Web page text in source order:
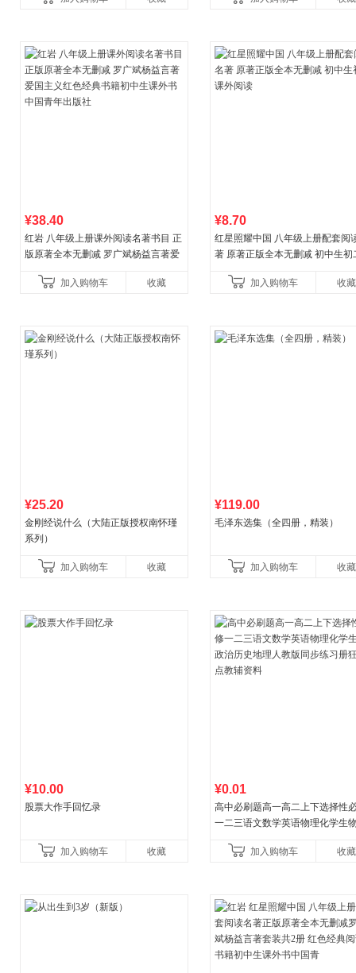
¥38.40
红岩 八年级上册课外阅读名著书目 正
版原著全本无删减 罗广斌杨益言著爱
国青年出版社加入购物车 收藏
¥8.70
红星照耀中国 八年级上册配套阅
著 原著正版全本无删减 初中生初
加入购物车
收藏
¥25.20
金刚经说什么（大陆正版授权南怀瑾
系列）
加入购物车 收藏
¥119.00
毛泽东选集（全四册，精装）
加入购物车 收藏
¥10.00
股票大作手回忆录
加入购物车 收藏
¥0.01
高中必刷题高一高二上下选择性
一二三语文数学英语物理化学生
教辅资料加入购物车 收藏